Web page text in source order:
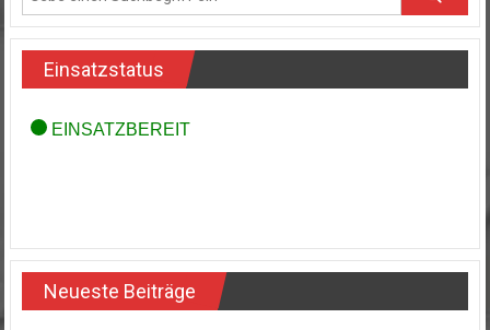
Einsatzstatus
Neueste Beiträge